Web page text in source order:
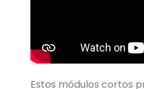
Estos módulos cortos